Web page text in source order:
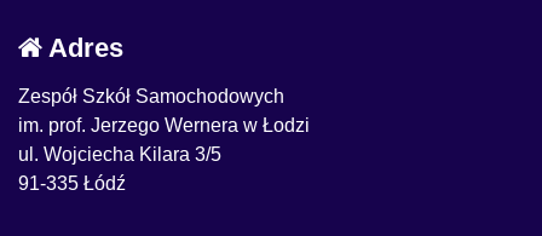
Adres
Zespół Szkół Samochodowych
im. prof. Jerzego Wernera w Łodzi
ul. Wojciecha Kilara 3/5
91-335 Łódź